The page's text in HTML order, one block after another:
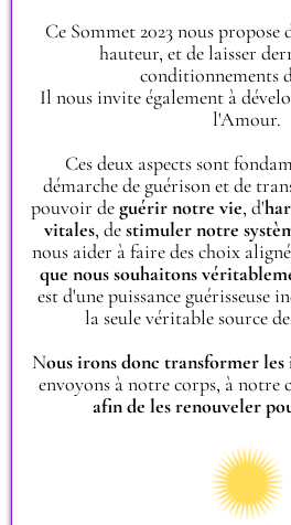
Ce Sommet 2023 nous propose
hauteur, et de laisser
conditionnements
Il nous invite également à
l'Amour.
Ces deux aspects sont
démarche de guérison et de
pouvoir deguérir notre vie, d'
vitales, destimuler notre
nous aider à faire des choix
que nous souhaitons
est d'une puissance guérisseuse
la seule véritable source
Nous irons donc transformer
envoyons à notre corps, à notre
afin de les renouveler